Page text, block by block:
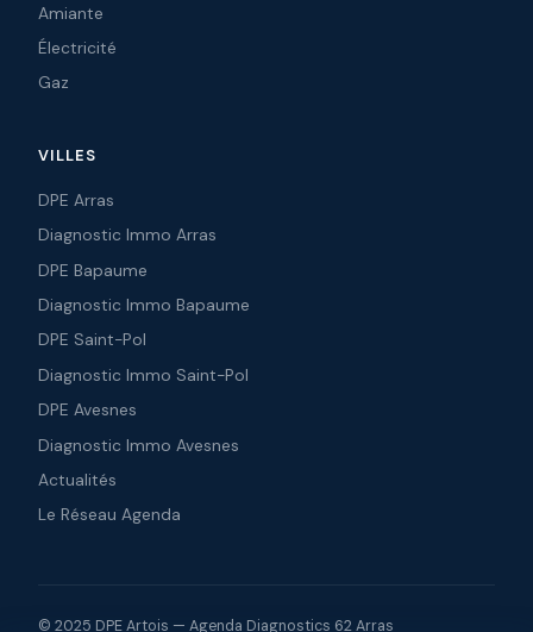
Amiante
Électricité
Gaz
VILLES
DPE Arras
Diagnostic Immo Arras
DPE Bapaume
Diagnostic Immo Bapaume
DPE Saint-Pol
Diagnostic Immo Saint-Pol
DPE Avesnes
Diagnostic Immo Avesnes
Actualités
Le Réseau Agenda
© 2025 DPE Artois — Agenda Diagnostics 62 Arras